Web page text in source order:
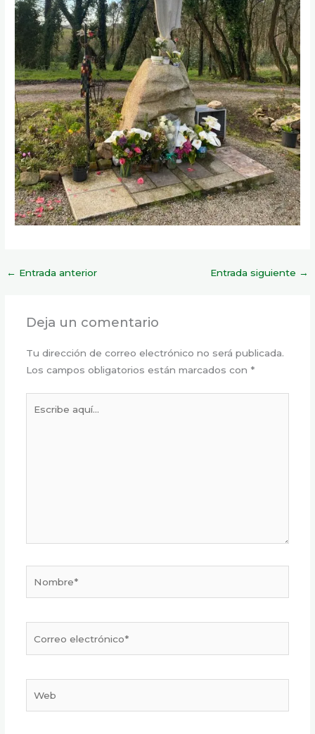
← Entrada anterior Entrada siguiente →
Deja un comentario
Tu dirección de correo electrónico no será publicada.
Los campos obligatorios están marcados con *